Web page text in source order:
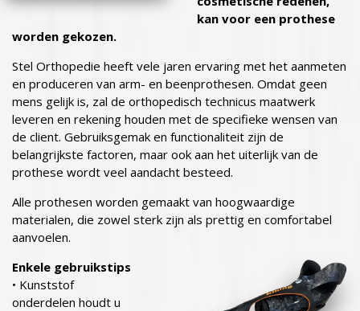
kan voor een prothese
worden gekozen.
Stel Orthopedie heeft vele jaren ervaring met het aanmeten
en produceren van arm- en beenprothesen. Omdat geen
mens gelijk is, zal de orthopedisch technicus maatwerk
leveren en rekening houden met de specifieke wensen van
de client. Gebruiksgemak en functionaliteit zijn de
belangrijkste factoren, maar ook aan het uiterlijk van de
prothese wordt veel aandacht besteed.
Alle prothesen worden gemaakt van hoogwaardige
materialen, die zowel sterk zijn als prettig en comfortabel
aanvoelen.
Enkele gebruikstips
• Kunststof
onderdelen houdt u